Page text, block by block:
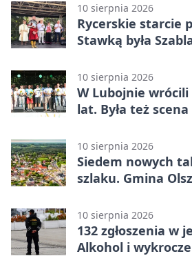
10 sierpnia 2026
Rycerskie starcie
Stawką była
10 sierpnia 2026
W Lubojnie
lat. Była też
10 sierpnia 2026
Siedem nowych
szlaku. Gmina
10 sierpnia 2026
132 zgłoszenia w
Alkohol i